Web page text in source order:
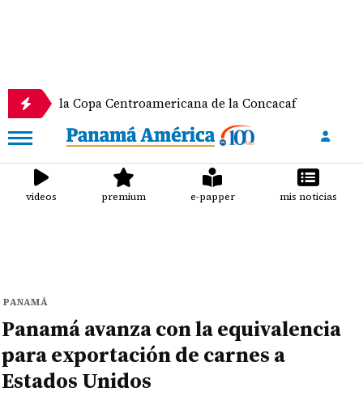
Copa Centroamericana de la Concacaf
videos premium e-papper mis noticias
PANAMÁ
Panamá avanza con la equivalencia
para exportación de carnes a
Estados Unidos